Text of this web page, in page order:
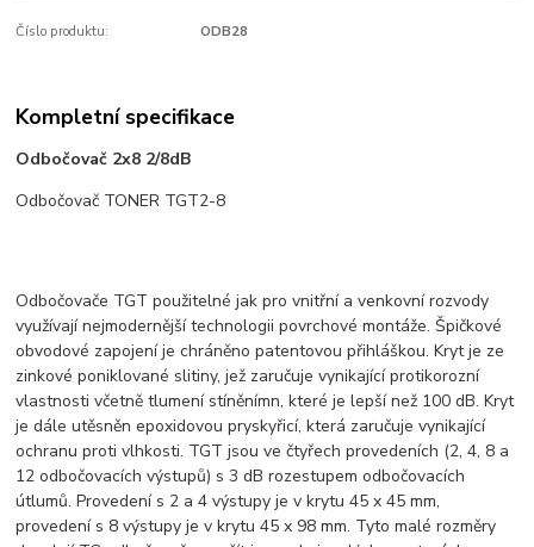
Číslo produktu: ODB28
Kompletní specifikace
Odbočovač 2x8 2/8dB
Odbočovač TONER TGT2-8
Odbočovače TGT použitelné jak pro vnitřní a venkovní rozvody
využívají nejmodernější technologii povrchové montáže. Špičkové
obvodové zapojení je chráněno patentovou přihláškou. Kryt je ze
zinkové poniklované slitiny, jež zaručuje vynikající protikorozní
vlastnosti včetně tlumení stíněnímn, které je lepší než 100 dB. Kryt
je dále utěsněn epoxidovou pryskyřicí, která zaručuje vynikající
ochranu proti vlhkosti. TGT jsou ve čtyřech provedeních (2, 4, 8 a
12 odbočovacích výstupů) s 3 dB rozestupem odbočovacích
útlumů. Provedení s 2 a 4 výstupy je v krytu 45 x 45 mm,
provedení s 8 výstupy je v krytu 45 x 98 mm. Tyto malé rozměry